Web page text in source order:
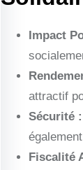
Impact
attractif
Sécurité :
Fiscalité